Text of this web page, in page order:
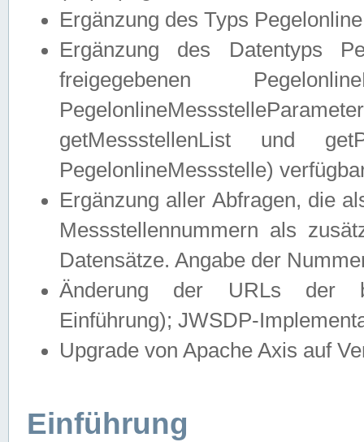
Ergänzung des Typs
Ergänzung des Datentyps
freigegebenen
getMessstellenList und
PegelonlineMessstelle)
Ergänzung aller Abfragen, die
Messstellennummern als
Datensätze. Angabe der
Änderung der URLs der
Einführung); JWSDP-
Upgrade von Apache Axis auf
Einführung